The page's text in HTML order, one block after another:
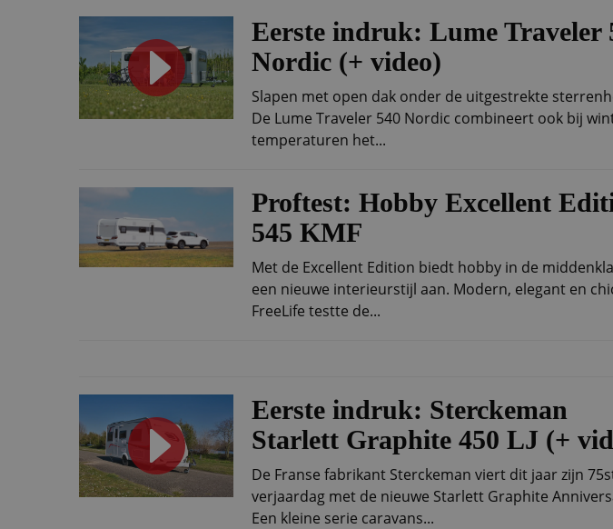
Eerste indruk: Lume Traveler
Nordic (+ video)
Slapen met open dak onder de uitgestrekte
De Lume Traveler 540 Nordic combineert ook bij
temperaturen het...
Proftest: Hobby Excellent
545 KMF
Met de Excellent Edition biedt hobby in de
een nieuwe interieurstijl aan. Modern, elegant en
FreeLife testte de...
Eerste indruk: Sterckeman
Starlett Graphite 450 LJ (+
De Franse fabrikant Sterckeman viert dit jaar zijn
verjaardag met de nieuwe Starlett Graphite
Een kleine serie caravans...